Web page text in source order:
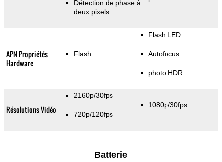
Détection de phase à
deux pixels
APN Propriétés
Hardware
Flash
Flash LED
Autofocus
photo HDR
Résolutions Vidéo
2160p/30fps
720p/120fps
1080p/30fps
Batterie